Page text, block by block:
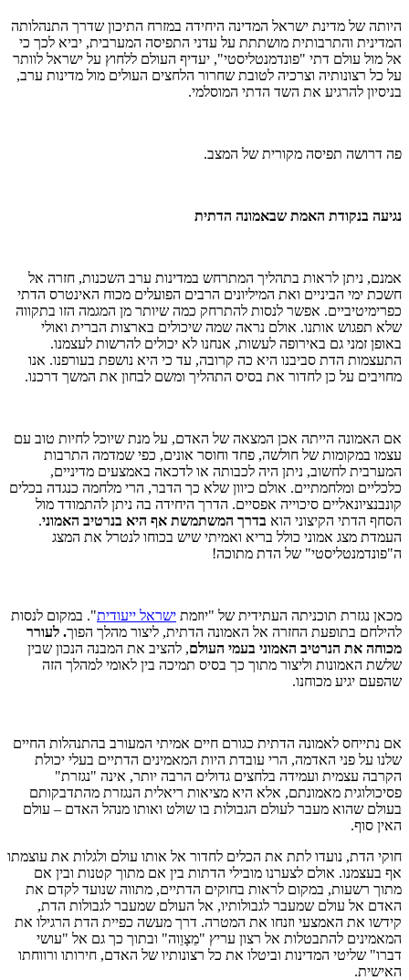
היותה של מדינת ישראל המדינה היחידה במזרח התיכון שדרך התנהלותה
המדינית והתרבותית מושתתת על עדני התפיסה המערבית, יביא לכך כי
אל מול עולם דתי "פונדמנטליסטי", יעדיף העולם ללחוץ על ישראל לוותר
על כל רצונותיה וצרכיה לטובת שחרור הלחצים העולים מול מדינות ערב,
בניסיון להרגיע את השד הדתי המוסלמי.
פה דרושה תפיסה מקורית של המצב.
נגיעה בנקודת האמת שבאמונה הדתית
אמנם, ניתן לראות בתהליך המתרחש במדינות ערב השכנות, חזרה אל
חשכת ימי הביניים ואת המיליונים הרבים הפועלים מכוח האינטרס הדתי
כפרימיטיביים. אפשר לנסות להתרחק כמה שיותר מן המגמה הזו בתקווה
שלא תפגוש אותנו. אולם נראה שמה שיכולים בארצות הברית ואולי
באופן זמני גם באירופה לעשות, אנחנו לא יכולים להרשות לעצמנו.
התעצמות הדת סביבנו היא כה קרובה, עד כי היא נושפת בעורפנו. אנו
מחויבים על כן לחדור את בסיס התהליך ומשם לבחון את המשך דרכנו.
אם האמונה הייתה אכן המצאה של האדם, על מנת שיוכל לחיות טוב עם
עצמו במקומות של חולשה, פחד וחוסר אונים, כפי שמדמה התרבות
המערבית לחשוב, ניתן היה לכבותה או לדכאה באמצעים מדיניים,
כלכליים ומלחמתיים. אולם כיוון שלא כך הדבר, הרי מלחמה כנגדה בכלים
קונבנציונאליים סיכוייה אפסיים. הדרך היחידה בה ניתן להתמודד מול
הסחף הדתי הקיצוני הוא בדרך המשתמשת אף היא בנרטיב האמוני.
העמדת מצג אמוני כולל בריא ואמיתי שיש בכוחו לנטרל את המצג
ה"פונדמנטליסטי" של הדת מתוכה!
מכאן נגזרת תוכניתה העתידית של "יוזמת ישראל ייעודית". במקום לנסות
להילחם בתופעת החזרה אל האמונה הדתית, ליצור מהלך הפוך. לעורר
מכוחה את הנרטיב האמוני בעמי העולם, להציב את המבנה הנכון שבין
שלשת האמונות וליצור מתוך כך בסיס תמיכה בין לאומי למהלך הזה
שהפעם יגיע מכוחנו.
אם נתייחס לאמונה הדתית כגורם חיים אמיתי המעורב בהתנהלות החיים
שלנו על פני האדמה, הרי עובדת היות המאמינים הדתיים בעלי יכולת
הקרבה עצמית ועמידה בלחצים גדולים הרבה יותר, אינה "נגזרת"
פסיכולוגית מאמונתם, אלא היא מציאות ריאלית הנגזרת מהתדבקותם
בעולם שהוא מעבר לעולם הגבולות בו שולט ואותו מנהל האדם – עולם
האין סוף.
חוקי הדת, נועדו לתת את הכלים לחדור אל אותו עולם ולגלות את עוצמתו
אף בעצמנו. אולם לצערנו מובילי הדתות בין אם מתוך קטנות ובין אם
מתוך רשעות, במקום לראות בחוקים הדתיים, מתווה שנועד לקדם את
האדם אל עולם שמעבר לגבולותיו, אל העולם שמעבר לגבולות הדת,
קידשו את האמצעי וזנחו את המטרה. דרך מעשה כפיית הדת הרגילו את
המאמינים להתבטלות אל רצון עריץ "מֵצָוֵוה" ובתוך כך גם אל "עושי
דברו" שליטי המדינות וביטלו את כל רצונותיו של האדם, חירותו ורווחתו
האישית.